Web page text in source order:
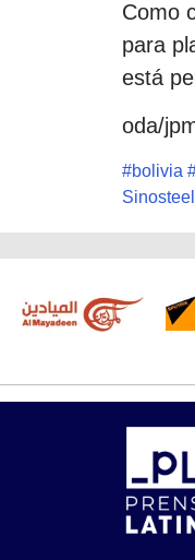
Como
para
está
oda/
#bolivia
Sinosteel